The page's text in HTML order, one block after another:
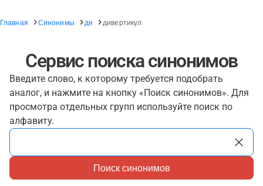
Главная Синонимы ди дивертикул
Сервис поиска синонимов
Введите слово, к которому требуется подобрать
аналог, и нажмите на кнопку «Поиск синонимов». Для
просмотра отдельных групп используйте поиск по
алфавиту.
Поиск синонимов